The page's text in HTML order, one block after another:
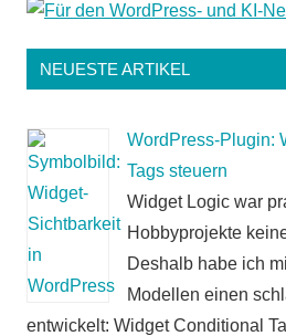
NEUESTE ARTIKEL
WordPress-Plugin:
Tags steuern
Widget Logic war
Hobbyprojekte
Deshalb habe ich
Modellen einen
entwickelt: Widget Conditional